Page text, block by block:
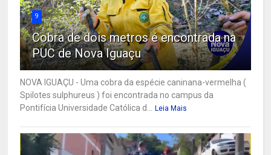
9
Cobra de dois metros é encontrada na
PUC de Nova Iguaçu
NOVA IGUAÇU - Uma cobra da espécie caninana-vermelha (
Spilotes sulphureus ) foi encontrada no campus da
Pontifícia Universidade Católica d... Leia Mais